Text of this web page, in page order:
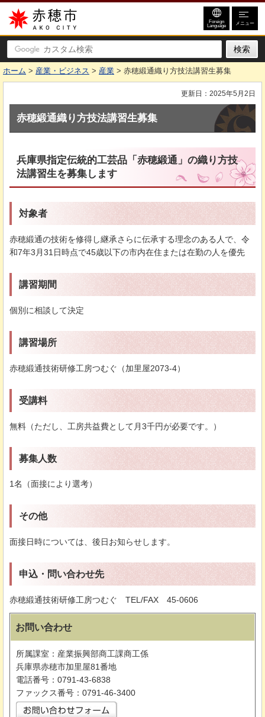
赤穂市
Foreign
Language メニュー
ホーム > 産業・ビジネス > 産業 > 赤穂緞通織り方技法講習生募集
更新日：2025年5月2日
赤穂緞通織り方技法講習生募集
兵庫県指定伝統的工芸品「赤穂緞通」の織り方技
法講習生を募集します
対象者
赤穂緞通の技術を修得し継承さらに伝承する理念のある人で、令
和7年3月31日時点で45歳以下の市内在住または在勤の人を優先
講習期間
個別に相談して決定
講習場所
赤穂緞通技術研修工房つむぐ（加里屋2073-4）
受講料
無料（ただし、工房共益費として月3千円が必要です。）
募集人数
1名（面接により選考）
その他
面接日時については、後日お知らせします。
申込・問い合わせ先
赤穂緞通技術研修工房つむぐ TEL/FAX 45-0606
お問い合わせ
所属課室：産業振興部商工課商工係
兵庫県赤穂市加里屋81番地
電話番号：0791-43-6838
ファックス番号：0791-46-3400